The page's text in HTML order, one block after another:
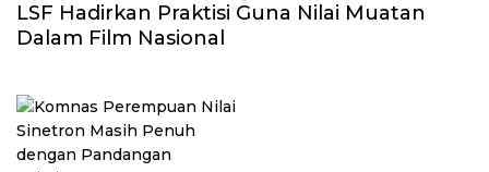
LSF Hadirkan Praktisi Guna Nilai Muatan
Dalam Film Nasional